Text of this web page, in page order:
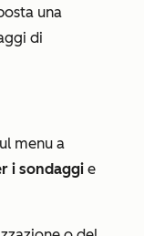
una
di
menu a
i sondaggi e